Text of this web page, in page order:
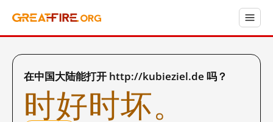
在中国大陆能打开 http://kubieziel.de 吗？
时好时坏。